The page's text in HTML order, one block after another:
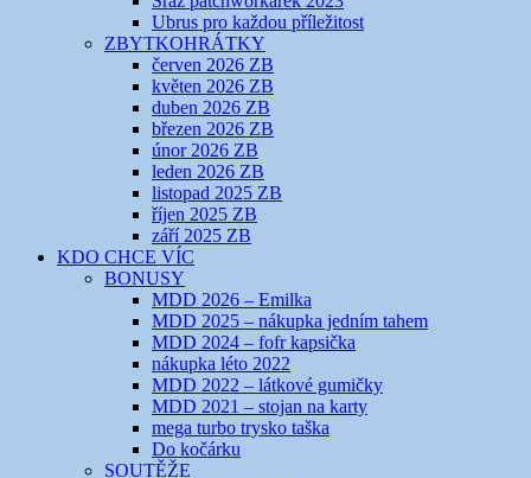
Ubrus pro každou příležitost
ZBYTKOHRÁTKY
červen 2026 ZB
květen 2026 ZB
duben 2026 ZB
březen 2026 ZB
únor 2026 ZB
leden 2026 ZB
listopad 2025 ZB
říjen 2025 ZB
září 2025 ZB
KDO CHCE VÍC
BONUSY
MDD 2026 – Emilka
MDD 2025 – nákupka jedním tahem
MDD 2024 – fofr kapsička
nákupka léto 2022
MDD 2022 – látkové gumičky
MDD 2021 – stojan na karty
mega turbo trysko taška
Do kočárku
SOUTĚŽE